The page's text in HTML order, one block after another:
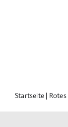
Startseite |